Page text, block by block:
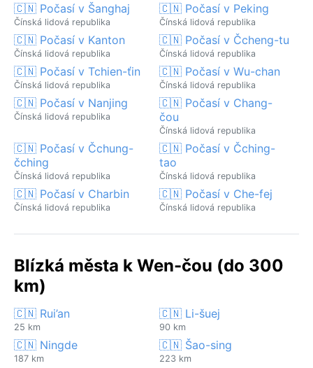
🇨🇳 Počasí v Šanghaj
Čínská lidová republika
🇨🇳 Počasí v Peking
Čínská lidová republika
🇨🇳 Počasí v Kanton
Čínská lidová republika
🇨🇳 Počasí v Čcheng-tu
Čínská lidová republika
🇨🇳 Počasí v Tchien-ťin
Čínská lidová republika
🇨🇳 Počasí v Wu-chan
Čínská lidová republika
🇨🇳 Počasí v Nanjing
Čínská lidová republika
🇨🇳 Počasí v Chang-
čou
Čínská lidová republika
🇨🇳 Počasí v Čchung-
čching
Čínská lidová republika
🇨🇳 Počasí v Čching-
tao
Čínská lidová republika
🇨🇳 Počasí v Charbin
Čínská lidová republika
🇨🇳 Počasí v Che-fej
Čínská lidová republika
Blízká města k Wen-čou (do 300
km)
🇨🇳 Rui’an
25 km
🇨🇳 Li-šuej
90 km
🇨🇳 Ningde
187 km
🇨🇳 Šao-sing
223 km